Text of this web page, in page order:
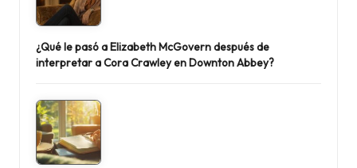
¿Qué le pasó a Elizabeth McGovern después de
interpretar a Cora Crawley en Downton Abbey?